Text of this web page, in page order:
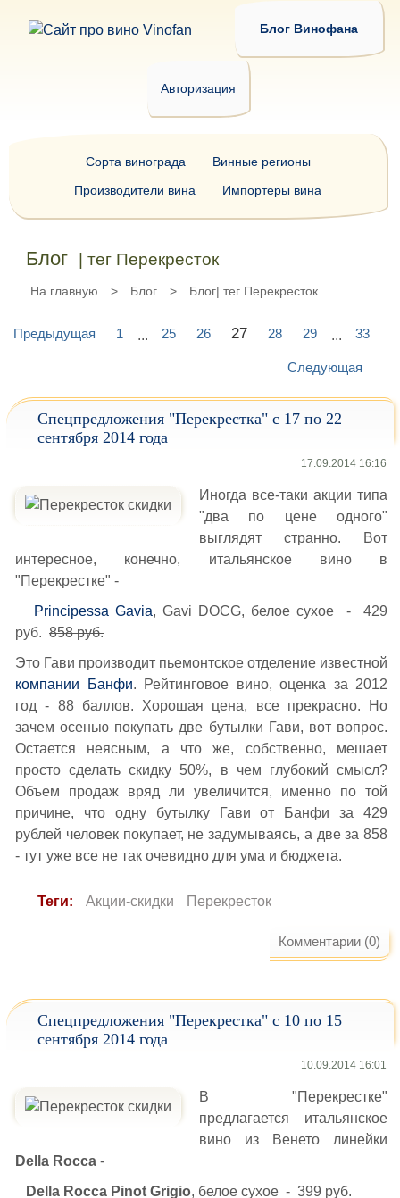
Блог Винофана
Авторизация
Блог | тег Перекресток
На главную > Блог > Блог| тег Перекресток
Предыдущая 1 ... 25 26 27 28 29 ... 33
Следующая
Спецпредложения "Перекрестка" с 17 по 22
сентября 2014 года
17.09.2014 16:16
Иногда все-таки акции типа
"два по цене одного"
выглядят странно. Вот
интересное, конечно, итальянское вино в
"Перекрестке" -
Principessa Gavia, Gavi DOCG, белое сухое - 429
руб. 858 руб.
Это Гави производит пьемонтское отделение известной
компании Банфи. Рейтинговое вино, оценка за 2012
год - 88 баллов. Хорошая цена, все прекрасно. Но
зачем осенью покупать две бутылки Гави, вот вопрос.
Остается неясным, а что же, собственно, мешает
просто сделать скидку 50%, в чем глубокий смысл?
Объем продаж вряд ли увеличится, именно по той
причине, что одну бутылку Гави от Банфи за 429
рублей человек покупает, не задумываясь, а две за 858
- тут уже все не так очевидно для ума и бюджета.
Теги: Акции-скидки Перекресток
Комментарии (0)
Спецпредложения "Перекрестка" с 10 по 15
сентября 2014 года
10.09.2014 16:01
В "Перекрестке"
предлагается итальянское
вино из Венето линейки
Della Rocca -
Della Rocca Pinot Grigio, белое сухое - 399 руб.
Сорта винограда
Винные регионы
Производители вина
Импортеры вина